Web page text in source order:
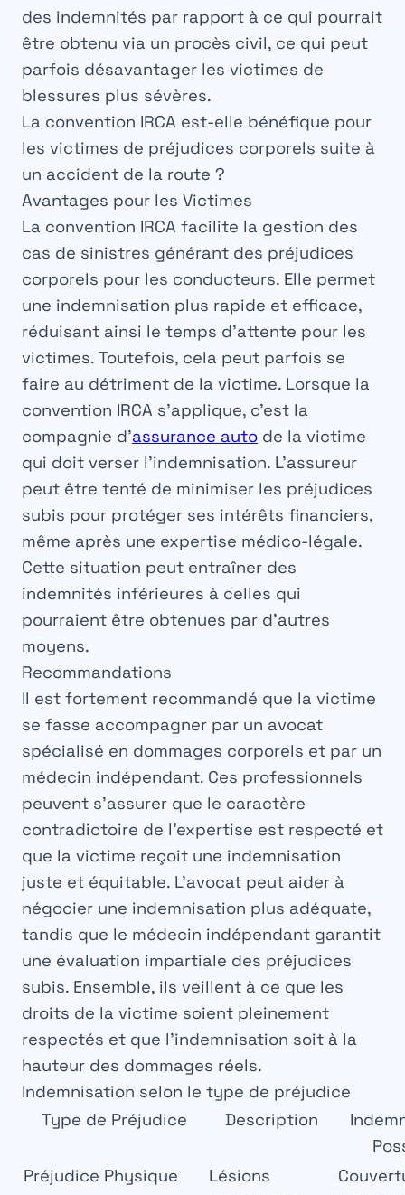
des indemnités par rapport à ce qui pourrait
être obtenu via un procès civil, ce qui peut
parfois désavantager les victimes de
blessures plus sévères.
La convention IRCA est-elle bénéfique pour
les victimes de préjudices corporels suite à
un accident de la route ?
Avantages pour les Victimes
La convention IRCA facilite la gestion des
cas de sinistres générant des préjudices
corporels pour les conducteurs. Elle permet
une indemnisation plus rapide et efficace,
réduisant ainsi le temps d’attente pour les
victimes. Toutefois, cela peut parfois se
faire au détriment de la victime. Lorsque la
convention IRCA s’applique, c’est la
compagnie d’assurance auto de la victime
qui doit verser l’indemnisation. L’assureur
peut être tenté de minimiser les préjudices
subis pour protéger ses intérêts financiers,
même après une expertise médico-légale.
Cette situation peut entraîner des
indemnités inférieures à celles qui
pourraient être obtenues par d’autres
moyens.
Recommandations
Il est fortement recommandé que la victime
se fasse accompagner par un avocat
spécialisé en dommages corporels et par un
médecin indépendant. Ces professionnels
peuvent s’assurer que le caractère
contradictoire de l’expertise est respecté et
que la victime reçoit une indemnisation
juste et équitable. L’avocat peut aider à
négocier une indemnisation plus adéquate,
tandis que le médecin indépendant garantit
une évaluation impartiale des préjudices
subis. Ensemble, ils veillent à ce que les
droits de la victime soient pleinement
respectés et que l’indemnisation soit à la
hauteur des dommages réels.
Indemnisation selon le type de préjudice
Type de Préjudice
Description
Préjudice Physique
Lésions